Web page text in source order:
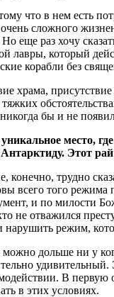
что в нем есть
сложного
Но еще раз хочу
лавры, который
корабли без
храма,
бы и не
место,
Этот
трудно
всего того режима
и по милости
не отважился
нарушить режим,
дольше ни у
В первую
в этих условиях.